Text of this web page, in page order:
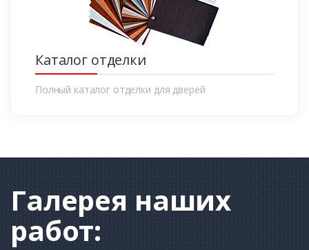
Каталог отделки
Полный каталог отделки для дверей
Галерея наших
работ: